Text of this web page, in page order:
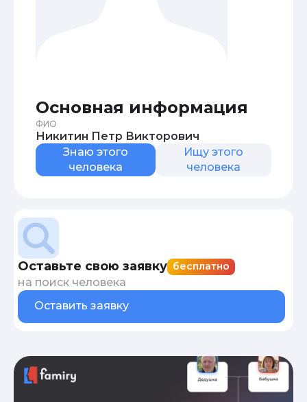
Основная информация
ФИО
Никитин Петр Викторович
Знаю этого
человека
Ищу этого
человека
Оставьте свою заявку бесплатно
на поиск человека
Оставить заявку